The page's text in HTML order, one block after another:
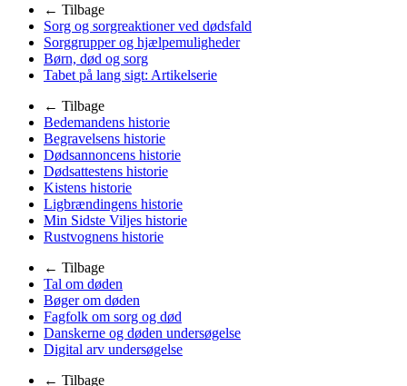
← Tilbage
Sorg og sorgreaktioner ved dødsfald
Sorggrupper og hjælpemuligheder
Børn, død og sorg
Tabet på lang sigt: Artikelserie
← Tilbage
Bedemandens historie
Begravelsens historie
Dødsannoncens historie
Dødsattestens historie
Kistens historie
Ligbrændingens historie
Min Sidste Viljes historie
Rustvognens historie
← Tilbage
Tal om døden
Bøger om døden
Fagfolk om sorg og død
Danskerne og døden undersøgelse
Digital arv undersøgelse
← Tilbage